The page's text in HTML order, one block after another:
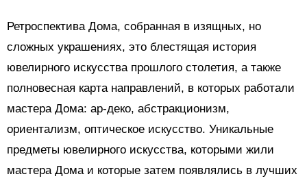
Ретроспектива Дома, собранная в изящных, но
сложных украшениях, это блестящая история
ювелирного искусства прошлого столетия, а также
полновесная карта направлений, в которых работали
мастера Дома: ар-деко, абстракционизм,
ориентализм, оптическое искусство. Уникальные
предметы ювелирного искусства, которыми жили
мастера Дома и которые затем появлялись в лучших